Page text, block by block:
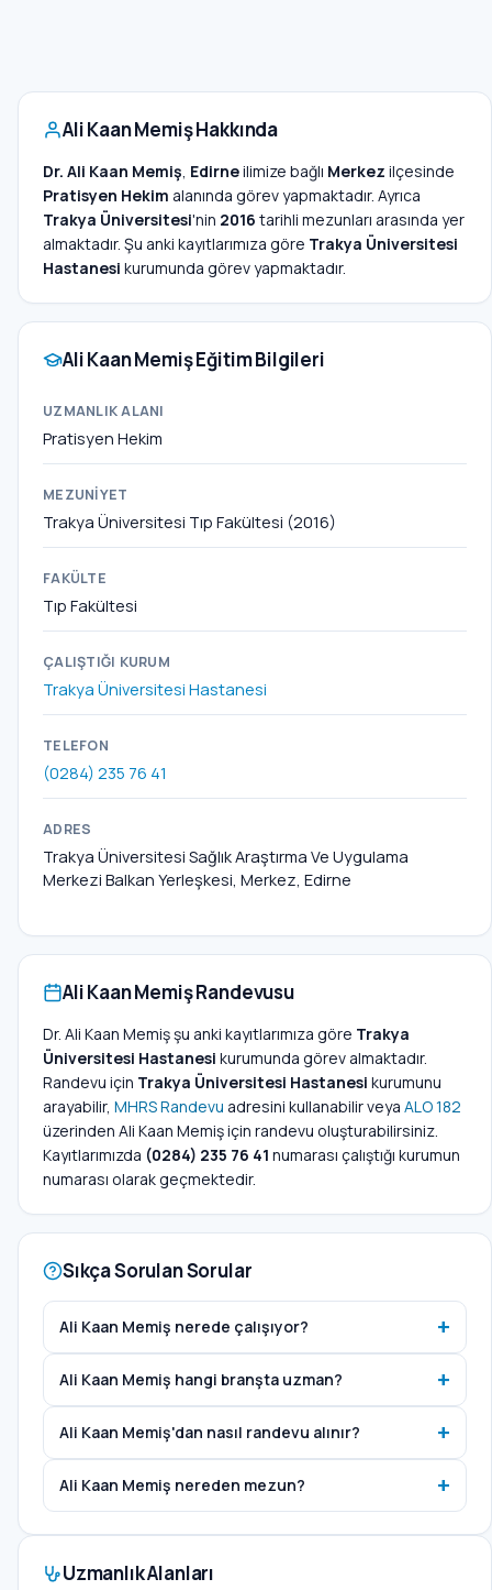
Ali Kaan Memiş Hakkında
Dr. Ali Kaan Memiş, Edirneilimize bağlı Merkez ilçesinde
Pratisyen Hekim alanında görev yapmaktadır. Ayrıca
Trakya Üniversitesi'nin 2016 tarihli mezunları arasında yer
almaktadır. Şu anki kayıtlarımıza göre Trakya Üniversitesi
Hastanesi kurumunda görev yapmaktadır.
Ali Kaan Memiş Eğitim Bilgileri
UZMANLIK ALANI
Pratisyen Hekim
MEZUNIYET
Trakya Üniversitesi Tıp Fakültesi (2016)
FAKÜLTE
Tıp Fakültesi
ÇALIŞTIĞI KURUM
Trakya Üniversitesi Hastanesi
TELEFON
(0284) 235 76 41
ADRES
Trakya Üniversitesi Sağlık Araştırma Ve Uygulama
Merkezi Balkan Yerleşkesi, Merkez, Edirne
Ali Kaan Memiş Randevusu
Dr. Ali Kaan Memiş şu anki kayıtlarımıza göre Trakya
Üniversitesi Hastanesi kurumunda görev almaktadır.
Randevu için Trakya Üniversitesi Hastanesi kurumunu
arayabilir, MHRS Randevu adresini kullanabilir veya ALO 182
üzerinden Ali Kaan Memiş için randevu oluşturabilirsiniz.
Kayıtlarımızda (0284) 235 76 41 numarası çalıştığı kurumun
numarası olarak geçmektedir.
Sıkça Sorulan Sorular
Ali Kaan Memiş nerede çalışıyor?
Ali Kaan Memiş hangi branşta uzman?
Ali Kaan Memiş'dan nasıl randevu alınır?
Ali Kaan Memiş nereden mezun?
Uzmanlık Alanları